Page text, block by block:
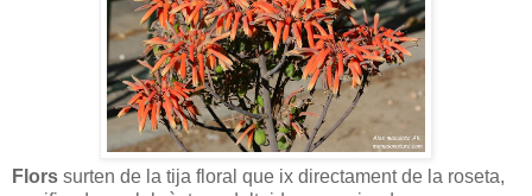
Flors surten de la tija floral que ix directament de la roseta,